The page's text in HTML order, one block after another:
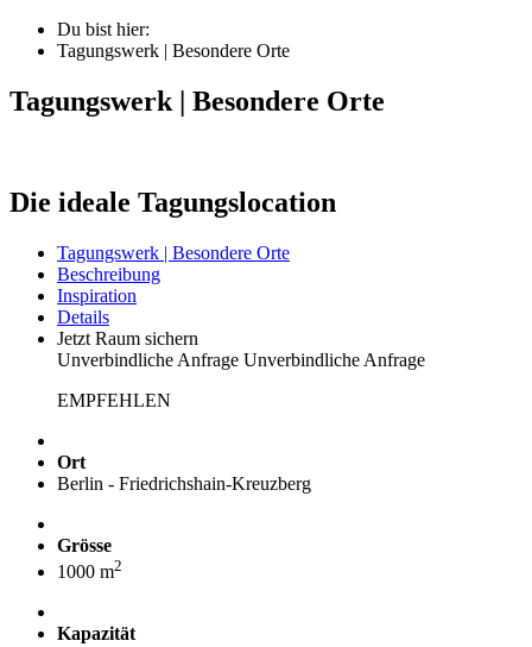
Du bist hier:
Tagungswerk | Besondere Orte
Tagungswerk | Besondere Orte
Die ideale Tagungslocation
Tagungswerk | Besondere Orte
Beschreibung
Inspiration
Details
Jetzt Raum sichern
Unverbindliche Anfrage Unverbindliche Anfrage
EMPFEHLEN
Ort
Berlin - Friedrichshain-Kreuzberg
Grösse
1000 m2
Kapazität